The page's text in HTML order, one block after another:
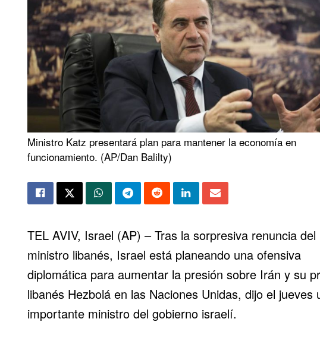
Ministro Katz presentará plan para mantener la economía en
funcionamiento. (AP/Dan Balilty)
TEL AVIV, Israel (AP) – Tras la sorpresiva renuncia
ministro libanés, Israel está planeando una ofensiva
diplomática para aumentar la presión sobre Irán y su
libanés Hezbolá en las Naciones Unidas, dijo el jueves
importante ministro del gobierno israelí.